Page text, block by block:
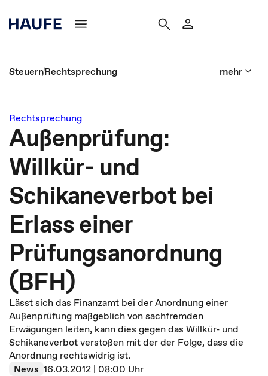
SteuernRechtsprechung mehr
Rechtsprechung
Außenprüfung:
Willkür- und
Schikaneverbot bei
Erlass einer
Prüfungsanordnung
(BFH)
Lässt sich das Finanzamt bei der Anordnung einer
Außenprüfung maßgeblich von sachfremden
Erwägungen leiten, kann dies gegen das Willkür- und
Schikaneverbot verstoßen mit der der Folge, dass die
Anordnung rechtswidrig ist.
News 16.03.2012 | 08:00 Uhr